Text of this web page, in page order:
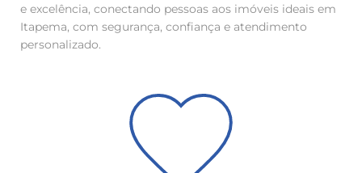
e excelência, conectando pessoas aos imóveis ideais em
Itapema, com segurança, confiança e atendimento
personalizado.